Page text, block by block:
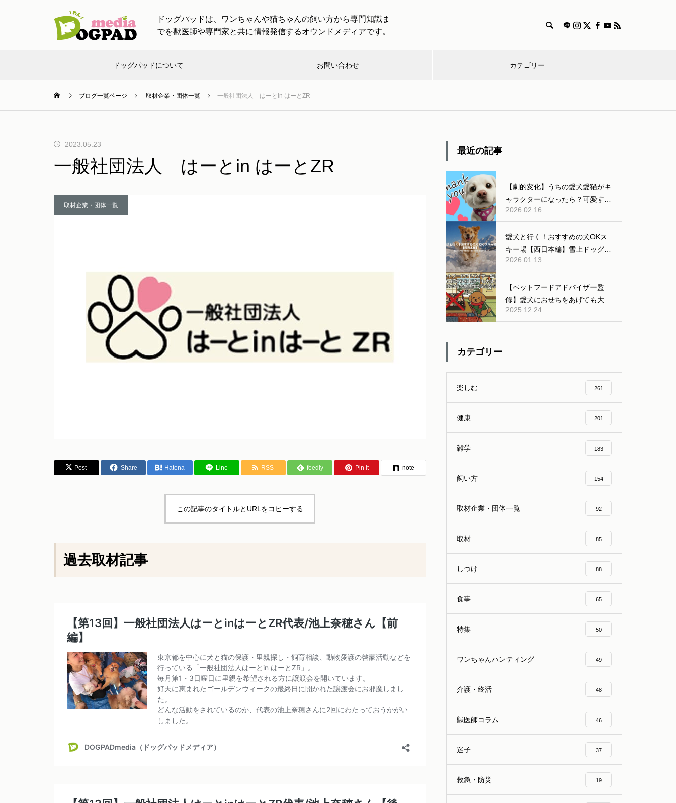
ドッグパッドは、ワンちゃんや猫ちゃんの飼い方から専門知識ま
でを獣医師や専門家と共に情報発信するオウンドメディアです。
ドッグパッドについて お問い合わせ カテゴリー
お出 お知 し
け
チャン ワンちゃんハン 介護・ 健
慣れない場所でも安心！ストレ
スケア完全ガイド
行を楽しめる！
犬と出かける際のマナー【車や
公共交通機関などの移動編】
愛犬とのお出かけで気になるこ
とFAQ
ブログ一覧ページ 取材企業・団体一覧 一般社団法人 はーとin はーとZR
2023.05.23
一般社団法人 はーとin はーとZR
取材企業・団体一覧
Post Share Hatena Line RSS feedly Pin it note
この記事のタイトルとURLをコピーする
過去取材記事
最近の記事
【劇的変化】うちの愛犬愛猫がキ
ャラクターになったら？可愛すぎ
る「AI変身」ギャラリー公開！
2026.02.16
愛犬と行く！おすすめの犬OKス
キー場【西日本編】雪上ドッグラ
ンあり
2026.01.13
【ペットフードアドバイザー監
修】愛犬におせちをあげても大丈
夫？人間用おせちの危険性と安全
2025.12.24
カテゴリー
楽しむ 261
健康 201
雑学 183
飼い方 154
取材企業・団体一覧 92
取材 85
しつけ 88
食事 65
特集 50
ワンちゃんハンティング 49
介護・終活 48
獣医師コラム 46
迷子 37
救急・防災 19